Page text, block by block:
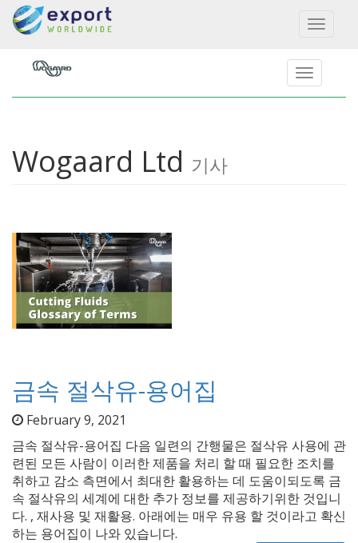
Toggle
Wogaard Ltd 기사
금속 절삭유-용어집
February 9, 2021
금속 절삭유-용어집 다음 일련의 간행물은 절삭유 사용에 관
련된 모든 사람이 이러한 제품을 처리 할 때 필요한 조치를
취하고 감소 측면에서 최대한 활용하는 데 도움이되도록 금
속 절삭유의 세계에 대한 추가 정보를 제공하기위한 것입니
다. , 재사용 및 재활용. 아래에는 매우 유용 할 것이라고 확신
하는 용어집이 나와 있습니다.